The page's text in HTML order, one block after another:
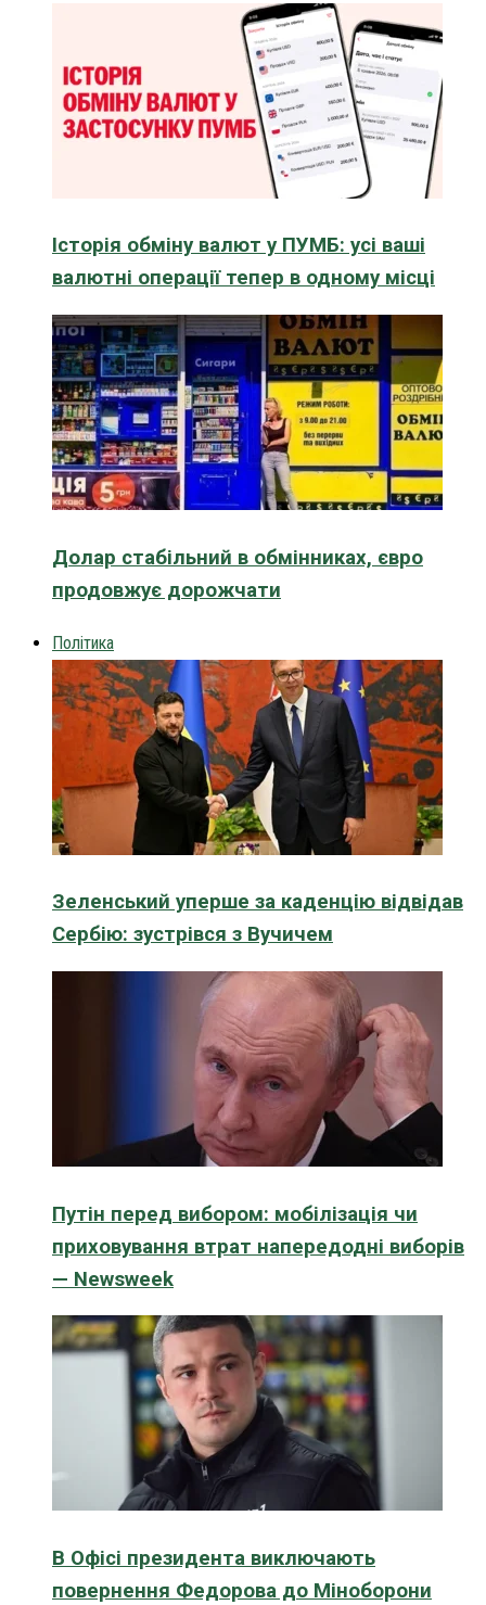
Історія обміну валют у ПУМБ: усі ваші
валютні операції тепер в одному місці
Долар стабільний в обмінниках, євро
продовжує дорожчати
Політика
Зеленський уперше за каденцію відвідав
Сербію: зустрівся з Вучичем
Путін перед вибором: мобілізація чи
приховування втрат напередодні виборів
— Newsweek
В Офісі президента виключають
повернення Федорова до Міноборони